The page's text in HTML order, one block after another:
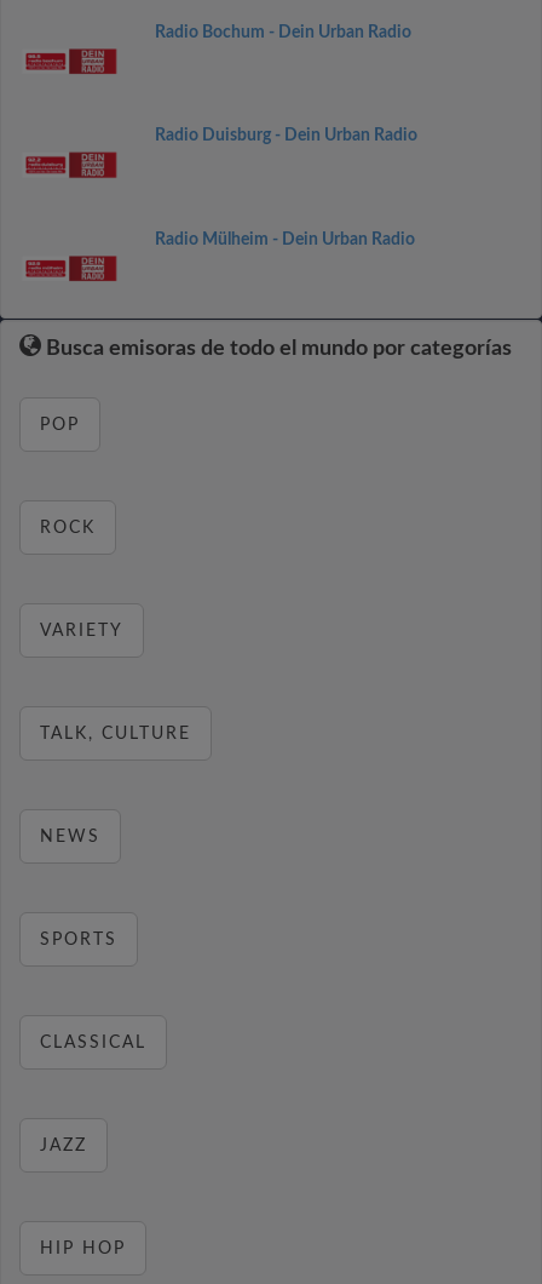
Radio Bochum - Dein Urban Radio
Radio Duisburg - Dein Urban Radio
Radio Mülheim - Dein Urban Radio
Busca emisoras de todo el mundo por categorías
POP
ROCK
VARIETY
TALK, CULTURE
NEWS
SPORTS
CLASSICAL
JAZZ
HIP HOP